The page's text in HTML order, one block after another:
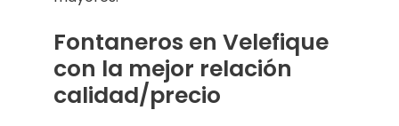
Fontaneros en Velefique
con la mejor relación
calidad/precio